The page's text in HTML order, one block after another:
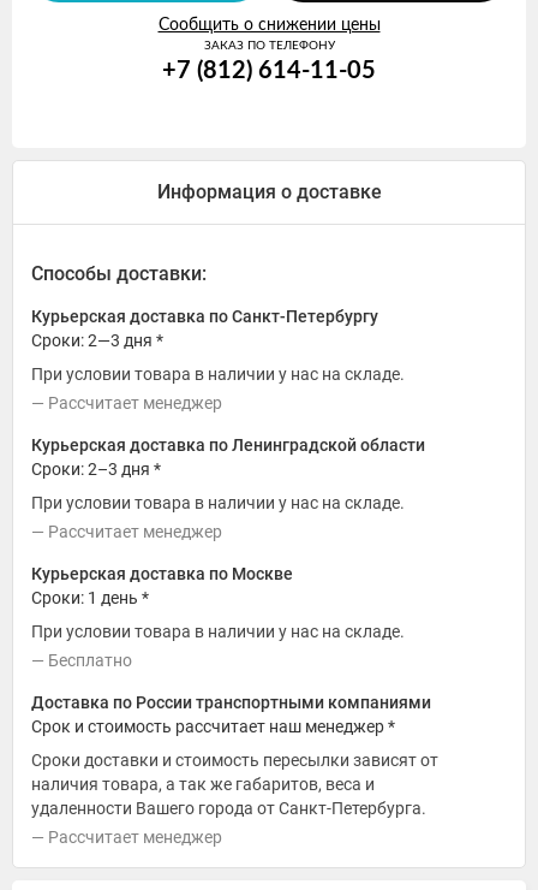
Сообщить о снижении цены
ЗАКАЗ ПО ТЕЛЕФОНУ
+7 (812) 614-11-05
Информация о доставке
Способы доставки:
Курьерская доставка по Санкт-Петербургу
Сроки: 2—3 дня *
При условии товара в наличии у нас на складе.
Рассчитает менеджер
Курьерская доставка по Ленинградской области
Сроки: 2–3 дня *
При условии товара в наличии у нас на складе.
Рассчитает менеджер
Курьерская доставка по Москве
Сроки: 1 день *
При условии товара в наличии у нас на складе.
Бесплатно
Доставка по России транспортными компаниями
Срок и стоимость рассчитает наш менеджер *
Сроки доставки и стоимость пересылки зависят от
наличия товара, а так же габаритов, веса и
удаленности Вашего города от Санкт-Петербурга.
Рассчитает менеджер